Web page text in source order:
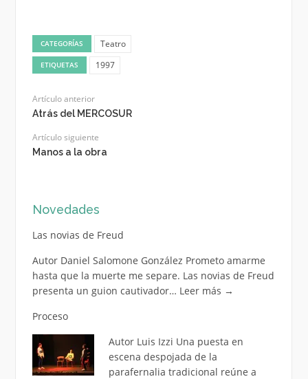
CATEGORÍAS Teatro
ETIQUETAS 1997
Artículo anterior
Atrás del MERCOSUR
Artículo siguiente
Manos a la obra
Novedades
Las novias de Freud
Autor Daniel Salomone González Prometo amarme
hasta que la muerte me separe. Las novias de Freud
presenta un guion cautivador… Leer más →
Proceso
Autor Luis Izzi Una puesta en
escena despojada de la
parafernalia tradicional reúne a